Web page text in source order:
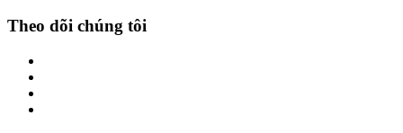
Theo dõi chúng tôi